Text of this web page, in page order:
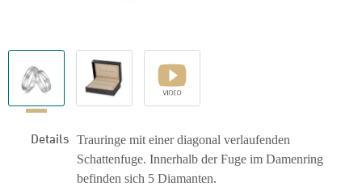
Details Trauringe mit einer diagonal verlaufenden
Schattenfuge. Innerhalb der Fuge im Damenring
befinden sich 5 Diamanten.